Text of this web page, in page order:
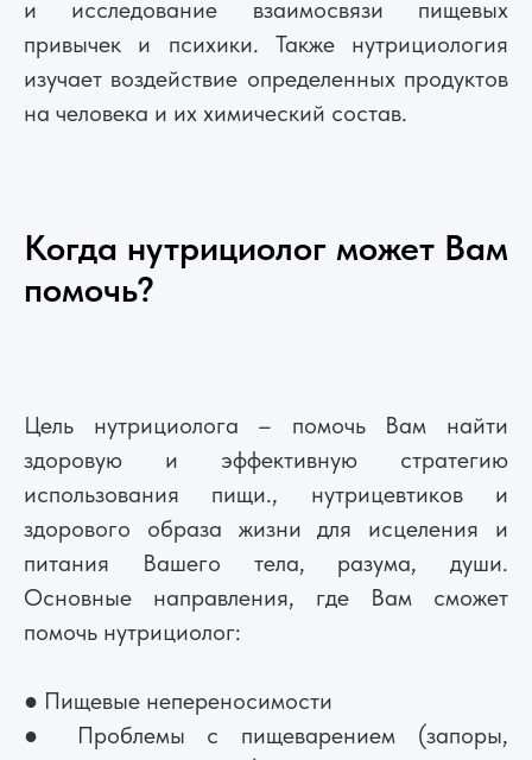
и исследование взаимосвязи пищевых
привычек и психики. Также нутрициология
изучает воздействие определенных продуктов
на человека и их химический состав.
Когда нутрициолог может Вам
помочь?
Цель нутрициолога – помочь Вам найти
здоровую и эффективную стратегию
использования пищи., нутрицевтиков и
здорового образа жизни для исцеления и
питания Вашего тела, разума, души.
Основные направления, где Вам сможет
помочь нутрициолог:
● Пищевые непереносимости
● Проблемы с пищеварением (запоры,